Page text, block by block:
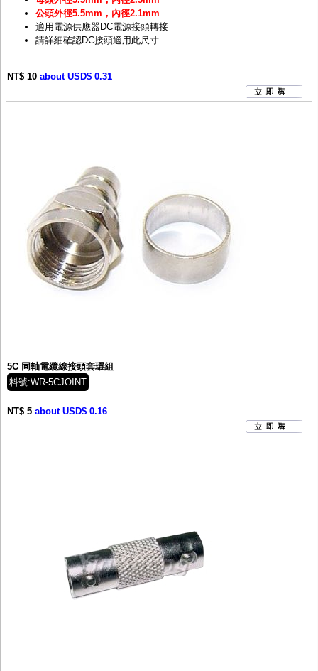
公頭外徑5.5mm，內徑2.1mm
適用電源供應器DC電源接頭轉接
請詳細確認DC接頭適用此尺寸
NT$ 10 about USD$ 0.31
5C 同軸電纜線接頭套環組
料號:WR-5CJOINT
NT$ 5 about USD$ 0.16